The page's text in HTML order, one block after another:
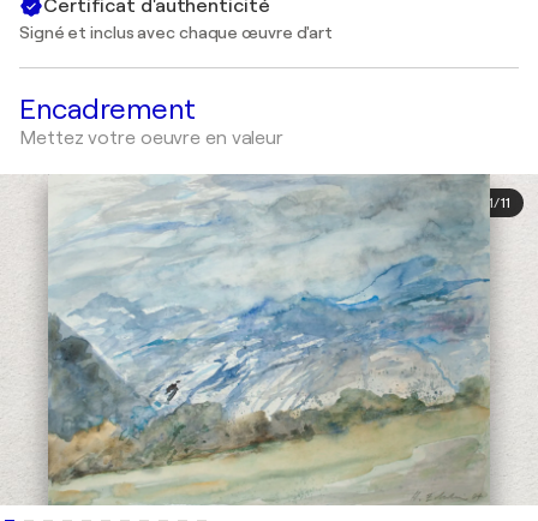
Certificat d'authenticité
Signé et inclus avec chaque œuvre d'art
Encadrement
Mettez votre oeuvre en valeur
1/11